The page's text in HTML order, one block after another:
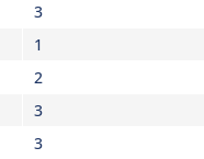
3
1
2
3
3